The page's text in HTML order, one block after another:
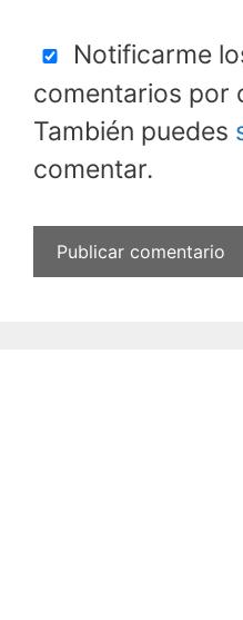
Notificarme
comentarios por
También puedes
comentar.